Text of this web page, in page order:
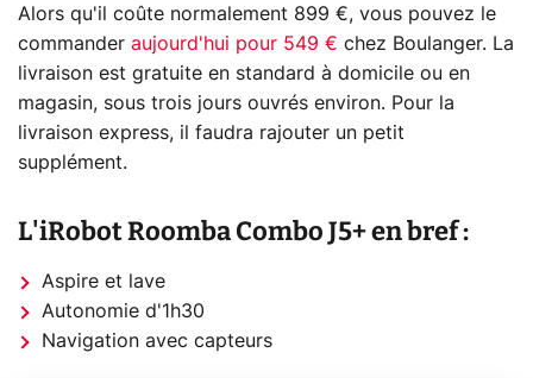
Alors qu'il coûte normalement 899 €, vous pouvez le
commander aujourd'hui pour 549 € chez Boulanger. La
livraison est gratuite en standard à domicile ou en
magasin, sous trois jours ouvrés environ. Pour la
livraison express, il faudra rajouter un petit
supplément.
L'iRobot Roomba Combo J5+ en bref :
Aspire et lave
Autonomie d'1h30
Navigation avec capteurs